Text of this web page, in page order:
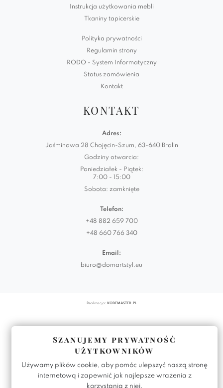
Instrukcja użytkowania mebli
Tkaniny tapicerskie
Polityka prywatności
Regulamin strony
RODO - System Informatyczny
Status zamówienia
Kontakt
KONTAKT
Adres:
Jaśminowa 28 Chojęcin-Szum, 63-640 Bralin
Godziny otwarcia:
Poniedziałek - Piątek:
7:00 - 15:00
Sobota: zamknięte
Telefon:
+48 882 659 700
+48 660 766 340
Email:
biuro@domartstyl.eu
Realizacja: KODEMASTER.PL
Szanujemy prywatność
użytkowników
Używamy plików cookie, aby pomóc ulepszyć naszą stronę
internetową i zapewnić jak najlepsze wrażenia z
korzystania z niej.